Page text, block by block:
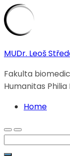
Skip
content
MUDr. Leoš
Fakulta
Humanitas Philia
Home
Vyhledávání